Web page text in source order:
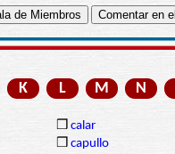
K L M N
❒ calar
❒ capullo